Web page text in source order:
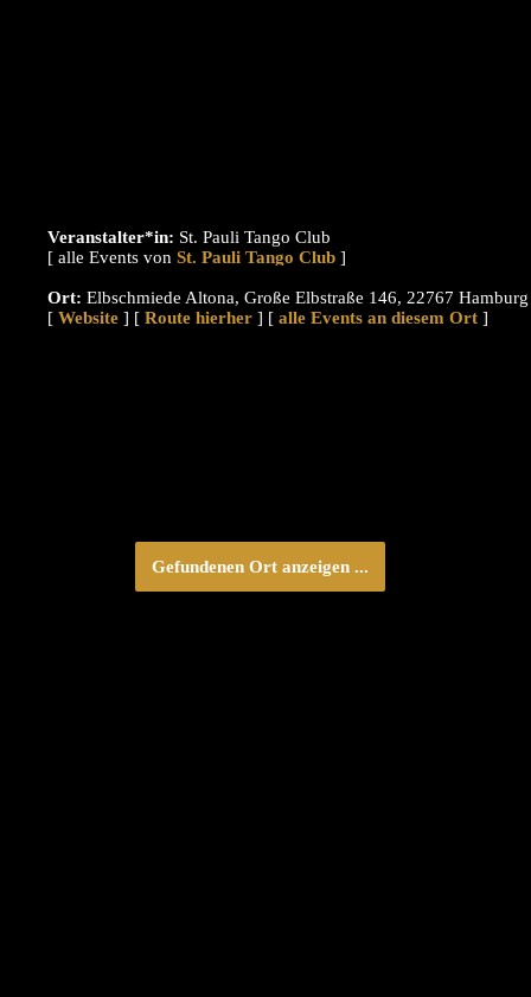
Veranstalter*in: St. Pauli Tango Club
[ alle Events von
]
Ort: Elbschmiede Altona, Große Elbstraße 146, 22767 Hamburg
[ Website ] [ Route hierher ] [ alle Events an diesem Ort ]